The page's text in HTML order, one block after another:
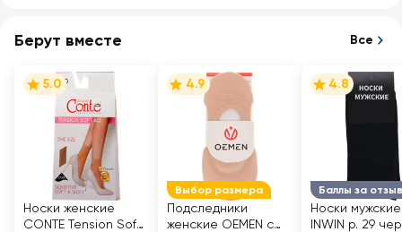
Берут вместе Все
5.0
Носки женские
CONTE Tension Soft
Выбор размера
4.9
Подследники
женские OEMEN с
Баллы за отзыв
4.8
Носки мужские
INWIN р. 29